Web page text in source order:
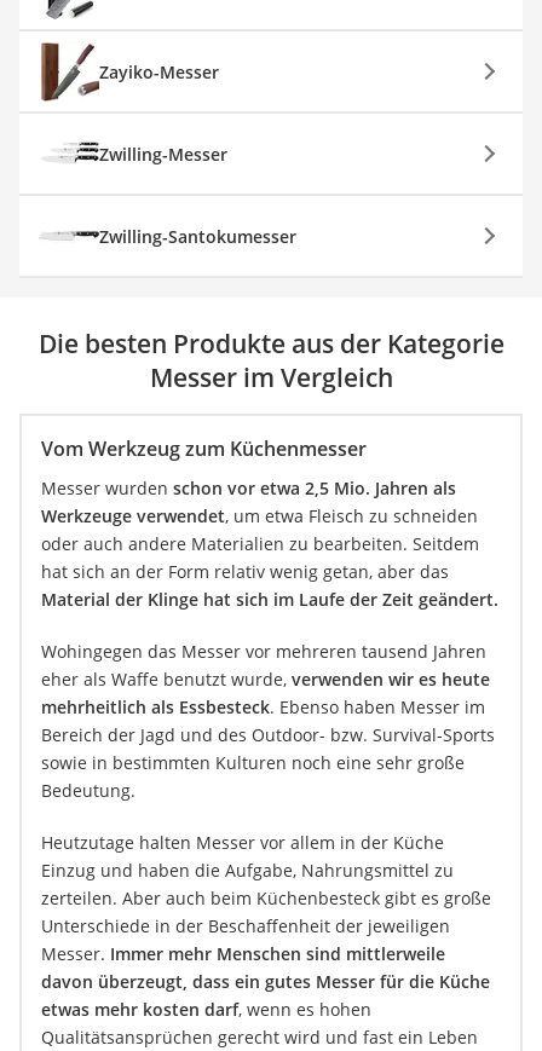
Zayiko-Messer
Zwilling-Messer
Zwilling-Santokumesser
Die besten Produkte aus der Kategorie
Messer im Vergleich
Vom Werkzeug zum Küchenmesser
Messer wurden schon vor etwa 2,5 Mio. Jahren als
Werkzeuge verwendet, um etwa Fleisch zu schneiden
oder auch andere Materialien zu bearbeiten. Seitdem
hat sich an der Form relativ wenig getan, aber das
Material der Klinge hat sich im Laufe der Zeit geändert.
Wohingegen das Messer vor mehreren tausend Jahren
eher als Waffe benutzt wurde, verwenden wir es heute
mehrheitlich als Essbesteck. Ebenso haben Messer im
Bereich der Jagd und des Outdoor- bzw. Survival-Sports
sowie in bestimmten Kulturen noch eine sehr große
Bedeutung.
Heutzutage halten Messer vor allem in der Küche
Einzug und haben die Aufgabe, Nahrungsmittel zu
zerteilen. Aber auch beim Küchenbesteck gibt es große
Unterschiede in der Beschaffenheit der jeweiligen
Messer. Immer mehr Menschen sind mittlerweile
davon überzeugt, dass ein gutes Messer für die Küche
etwas mehr kosten darf, wenn es hohen
Qualitätsansprüchen gerecht wird und fast ein Leben